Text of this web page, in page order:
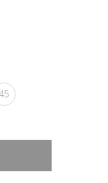
45